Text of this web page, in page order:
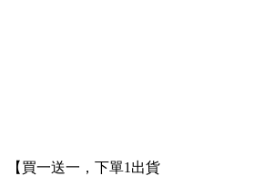
【買一送一，下單1出貨